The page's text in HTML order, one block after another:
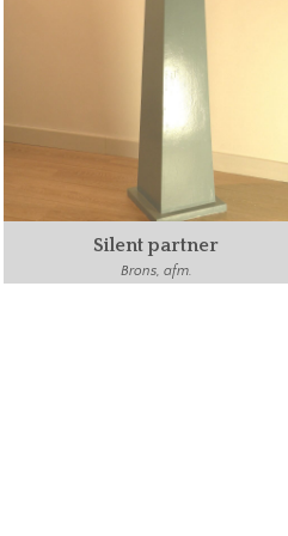
Silent partner
Brons, afm.